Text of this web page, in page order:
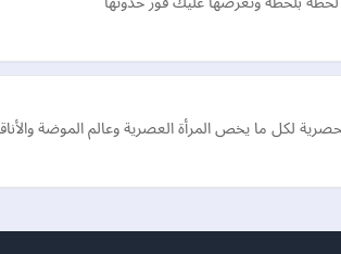
لكل ما يخص المرأة العصرية وعالم الموضة والأناقة